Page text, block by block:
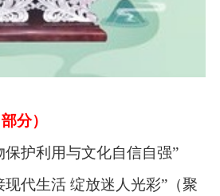
分）
保护利用与文化自信自强”
现代生活 绽放迷人光彩”（聚